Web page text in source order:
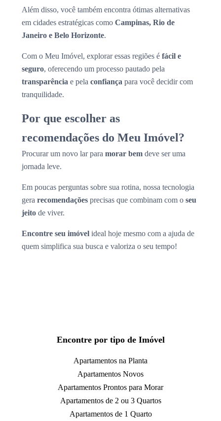
Além disso, você também encontra ótimas alternativas
em cidades estratégicas como Campinas, Rio de
Janeiro e Belo Horizonte.
Com o Meu Imóvel, explorar essas regiões é fácil e
seguro, oferecendo um processo pautado pela
transparência e pela confiança para você decidir com
tranquilidade.
Por que escolher as
recomendações do Meu Imóvel?
Procurar um novo lar para morar bem deve ser uma
jornada leve.
Em poucas perguntas sobre sua rotina, nossa tecnologia
gera recomendações precisas que combinam com o seu
jeito de viver.
Encontre seu imóvel ideal hoje mesmo com a ajuda de
quem simplifica sua busca e valoriza o seu tempo!
Encontre por tipo de Imóvel
Apartamentos na Planta
Apartamentos Novos
Apartamentos Prontos para Morar
Apartamentos de 2 ou 3 Quartos
Apartamentos de 1 Quarto